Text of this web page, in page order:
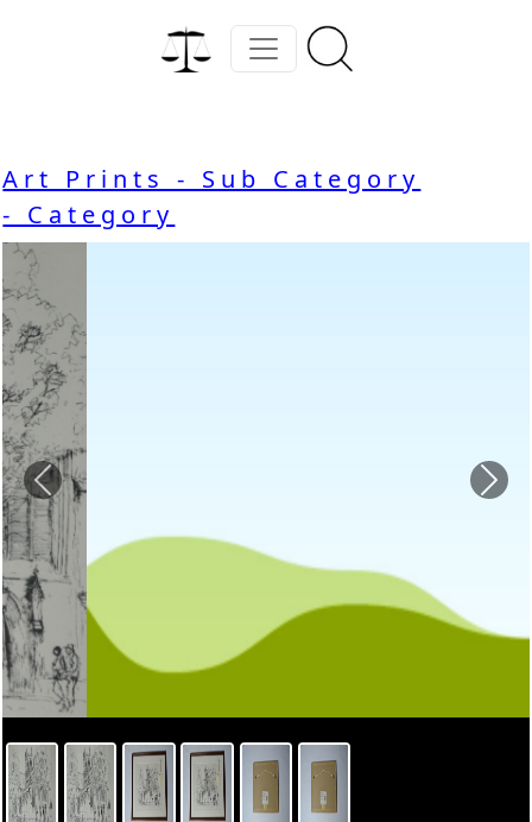
Art Prints - Sub Category
- Category
Previous